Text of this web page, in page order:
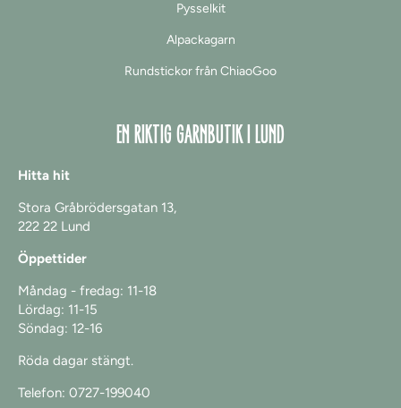
Pysselkit
Alpackagarn
Rundstickor från ChiaoGoo
EN RIKTIG GARNBUTIK I LUND
Hitta hit
Stora Gråbrödersgatan 13,
222 22 Lund
Öppettider
Måndag - fredag: 11-18
Lördag: 11-15
Söndag: 12-16
Röda dagar stängt.
Telefon: 0727-199040